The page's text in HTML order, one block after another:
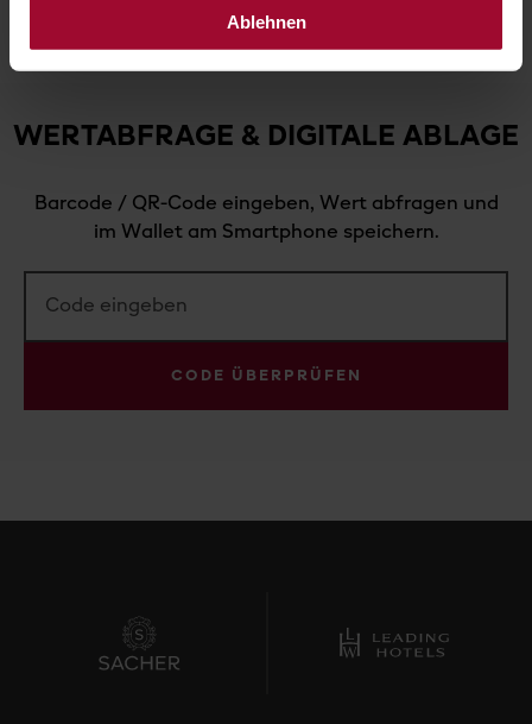
Ablehnen
WERTABFRAGE & DIGITALE ABLAGE
Barcode / QR-Code eingeben, Wert abfragen und
im Wallet am Smartphone speichern.
CODE ÜBERPRÜFEN